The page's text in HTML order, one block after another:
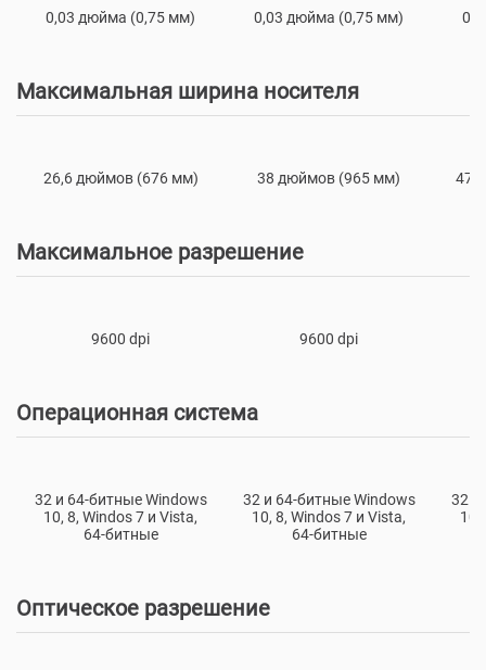
0,03 дюйма (0,75 мм) 0,03 дюйма (0,75 мм)
Максимальная ширина носителя
26,6 дюймов (676 мм) 38 дюймов (965 мм)
Максимальное разрешение
9600 dpi 9600 dpi
Операционная система
32 и 64-битные Windows
10, 8, Windos 7 и Vista,
64-битные
32 и 64-битные Windows
10, 8, Windos 7 и Vista,
64-битные
32 и
10,
Оптическое разрешение